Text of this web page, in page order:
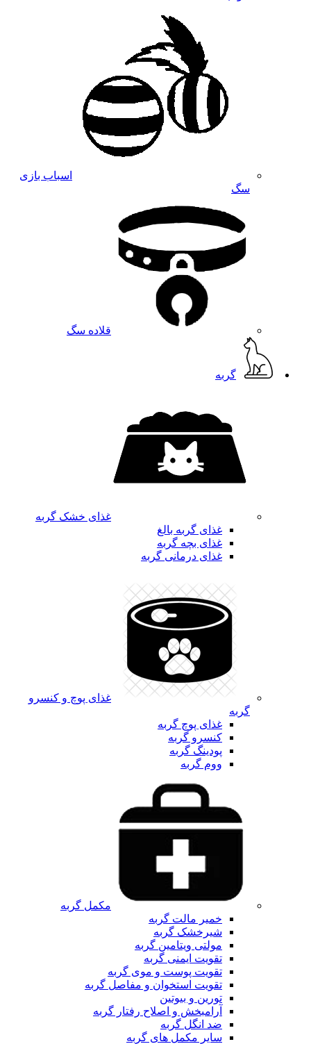
اسباب بازی
سگ
قلاده سگ
گربه
غذای خشک گربه
غذای گربه بالغ
غذای بچه گربه
غذای درمانی گربه
غذای پوچ و کنسرو
گربه
غذای پوچ گربه
کنسرو گربه
پودینگ گربه
ووم گربه
مکمل گربه
خمیر مالت گربه
شیرخشک گربه
مولتی ویتامین گربه
تقویت ایمنی گربه
تقویت پوست و موی گربه
تقویت استخوان و مفاصل گربه
تورین و بیوتین
آرامبخش و اصلاح رفتار گربه
ضد انگل گربه
سایر مکمل های گربه